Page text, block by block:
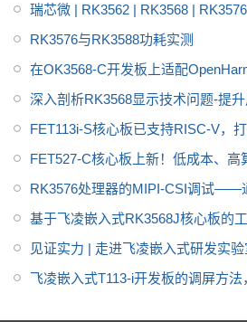
进国产化项目研发。
瑞芯微 | RK3562 | RK3568 |
RK3576与RK3588功耗实测
在OK3568-C开发板上适配
深入剖析RK3568显示技术问题-提
验
FET113i-S核心板已支持RISC-V，
FET527-C核心板上新！低成本、高
RK3576处理器的MIPI-CSI调试——
基于飞凌嵌入式RK3568J核心板的
案
见证实力 | 走进飞凌嵌入式研发实验
飞凌嵌入式T113-i开发板的调屏方